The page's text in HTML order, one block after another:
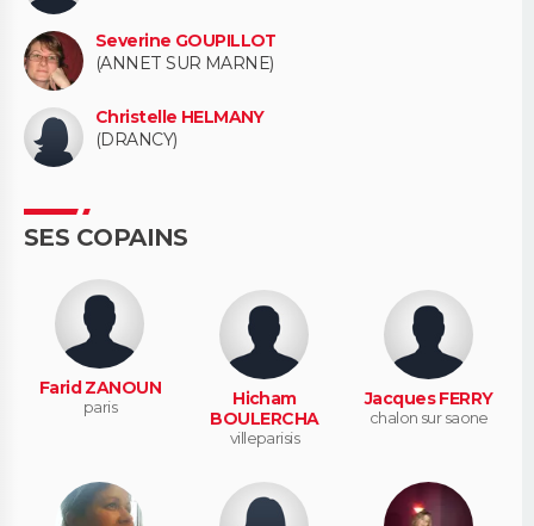
Severine GOUPILLOT
(ANNET SUR MARNE)
Christelle HELMANY
(DRANCY)
SES COPAINS
Farid ZANOUN
paris
Hicham
BOULERCHA
villeparisis
Jacques FERRY
chalon sur saone